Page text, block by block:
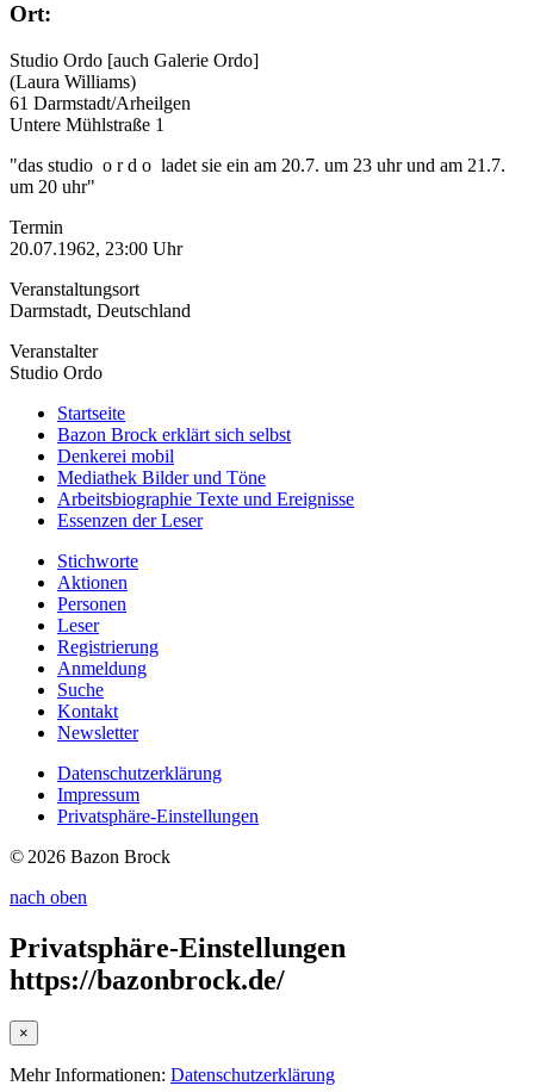
Ort:
Studio Ordo [auch Galerie Ordo]
(Laura Williams)
61 Darmstadt/Arheilgen
Untere Mühlstraße 1
"das studio o r d o ladet sie ein am 20.7. um 23 uhr und am 21.7.
um 20 uhr"
Termin
20.07.1962, 23:00 Uhr
Veranstaltungsort
Darmstadt, Deutschland
Veranstalter
Studio Ordo
Startseite
Bazon Brock erklärt sich selbst
Denkerei mobil
Mediathek Bilder und Töne
Arbeitsbiographie Texte und Ereignisse
Essenzen der Leser
Stichworte
Aktionen
Personen
Leser
Registrierung
Anmeldung
Suche
Kontakt
Newsletter
Datenschutzerklärung
Impressum
Privatsphäre-Einstellungen
© 2026 Bazon Brock
nach oben
Privatsphäre-Einstellungen
https://bazonbrock.de/
×
Mehr Informationen: Datenschutzerklärung